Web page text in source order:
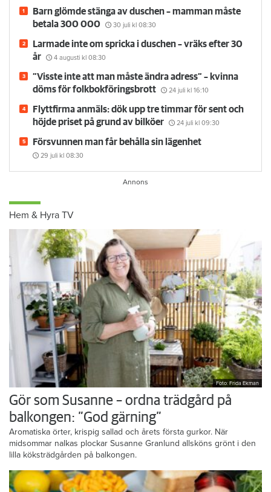
Barn glömde stänga av duschen – mamman måste
betala 300 000
30 juli kl 08:30
Larmade inte om spricka i duschen – vräks efter 30
år
4 augusti kl 08:30
”Visste inte att man måste ändra adress” – kvinna
döms för folkbokföringsbrott
24 juli kl 16:10
Flyttfirma anmäls: dök upp tre timmar för sent och
höjde priset på grund av bilköer
24 juli kl 09:30
Försvunnen man får behålla sin lägenhet
29 juli kl 08:30
Hem & Hyra TV
Foto: Frida Ekman
Gör som Susanne – ordna trädgård på
balkongen: ”God gärning”
Aromatiska örter, krispig sallad och årets första gurkor. När
midsommar nalkas plockar Susanne Granlund allsköns grönt i den
lilla köksträdgården på balkongen.